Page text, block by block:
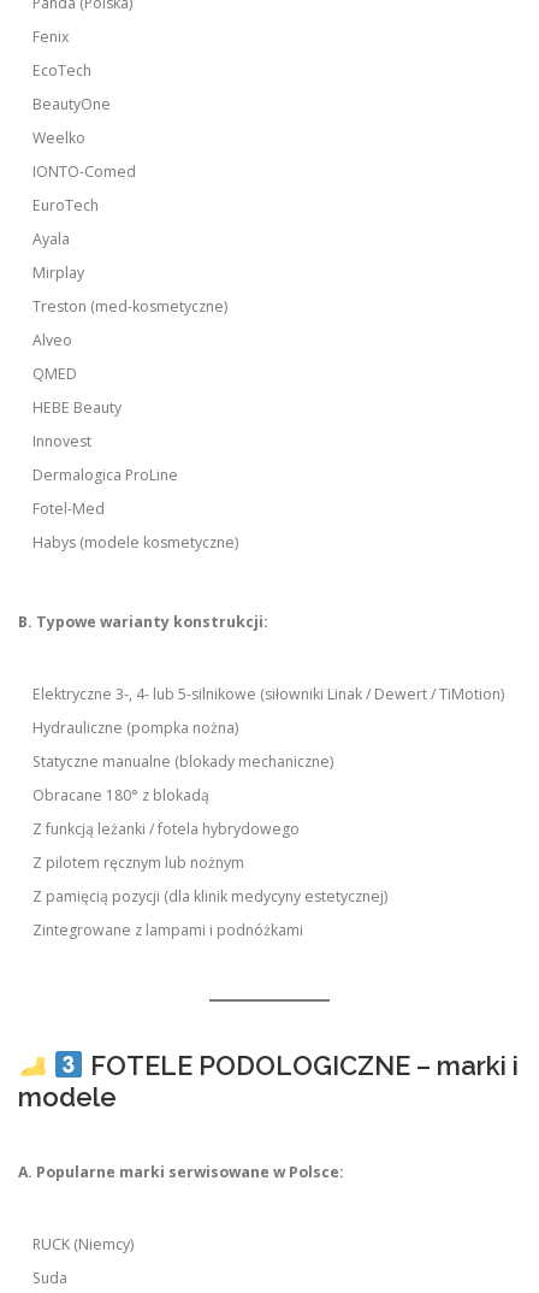
Fenix
EcoTech
BeautyOne
Weelko
IONTO-Comed
EuroTech
Ayala
Mirplay
Treston (med-kosmetyczne)
Alveo
QMED
HEBE Beauty
Innovest
Dermalogica ProLine
Fotel-Med
Habys (modele kosmetyczne)
B. Typowe warianty konstrukcji:
Elektryczne 3-, 4- lub 5-silnikowe (siłowniki Linak / Dewert / TiMotion)
Hydrauliczne (pompka nożna)
Statyczne manualne (blokady mechaniczne)
Obracane 180° z blokadą
Z funkcją leżanki / fotela hybrydowego
Z pilotem ręcznym lub nożnym
Z pamięcią pozycji (dla klinik medycyny estetycznej)
Zintegrowane z lampami i podnóżkami
FOTELE PODOLOGICZNE – marki i
modele
A. Popularne marki serwisowane w Polsce:
RUCK (Niemcy)
Suda